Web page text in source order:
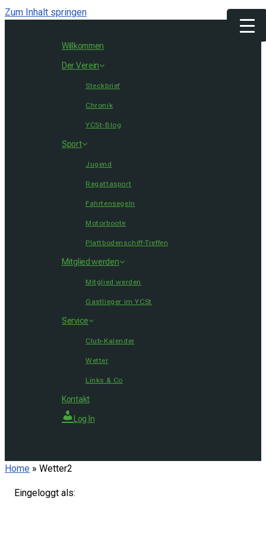
Zum Inhalt springen
Willkommen
Der Verein
Steckbrief
Chronik
YCSt-Blog
Sport
Jugend
Regattasport
Fahrtensegeln
Motorboote
Plattbodenschiff-Treffen
Mitglied werden
Mitglied werden
Gastlieger im YCSt
Service
Club-Kalender
Wetter
Links & Co
Kontakt
Log In
Home » Wetter2
Eingeloggt als:
Get 30% off your first purchase Got it!